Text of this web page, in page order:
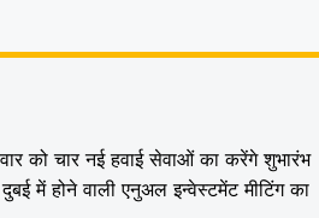
को चार नई हवाई सेवाओं का करेंगे शुभारंभ
में होने वाली एनुअल इन्वेस्टमेंट मीटिंग का